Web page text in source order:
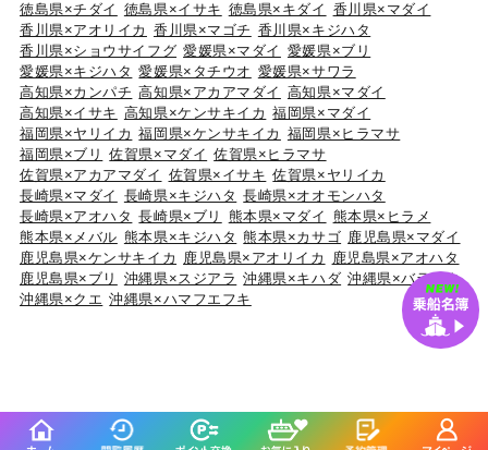
徳島県×チダイ 徳島県×イサキ 徳島県×キダイ 香川県×マダイ
香川県×アオリイカ 香川県×マゴチ 香川県×キジハタ
香川県×ショウサイフグ 愛媛県×マダイ 愛媛県×ブリ
愛媛県×キジハタ 愛媛県×タチウオ 愛媛県×サワラ
高知県×カンパチ 高知県×アカアマダイ 高知県×マダイ
高知県×イサキ 高知県×ケンサキイカ 福岡県×マダイ
福岡県×ヤリイカ 福岡県×ケンサキイカ 福岡県×ヒラマサ
福岡県×ブリ
佐賀県×マダイ 佐賀県×ヒラマサ
佐賀県×アカアマダイ 佐賀県×イサキ 佐賀県×ヤリイカ
長崎県×マダイ 長崎県×キジハタ 長崎県×オオモンハタ
長崎県×アオハタ 長崎県×ブリ 熊本県×マダイ 熊本県×ヒラメ
熊本県×メバル 熊本県×キジハタ 熊本県×カサゴ 鹿児島県×マダイ
鹿児島県×ケンサキイカ 鹿児島県×アオリイカ
鹿児島県×アオハタ
鹿児島県×ブリ
沖縄県×スジアラ 沖縄県×キハダ 沖縄県×バラハタ
沖縄県×クエ 沖縄県×ハマフエフキ